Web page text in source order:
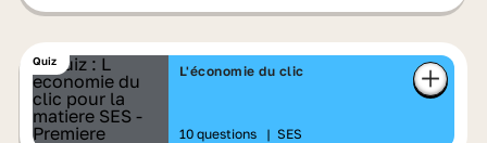
Quiz
L'économie du clic
10 questions | SES